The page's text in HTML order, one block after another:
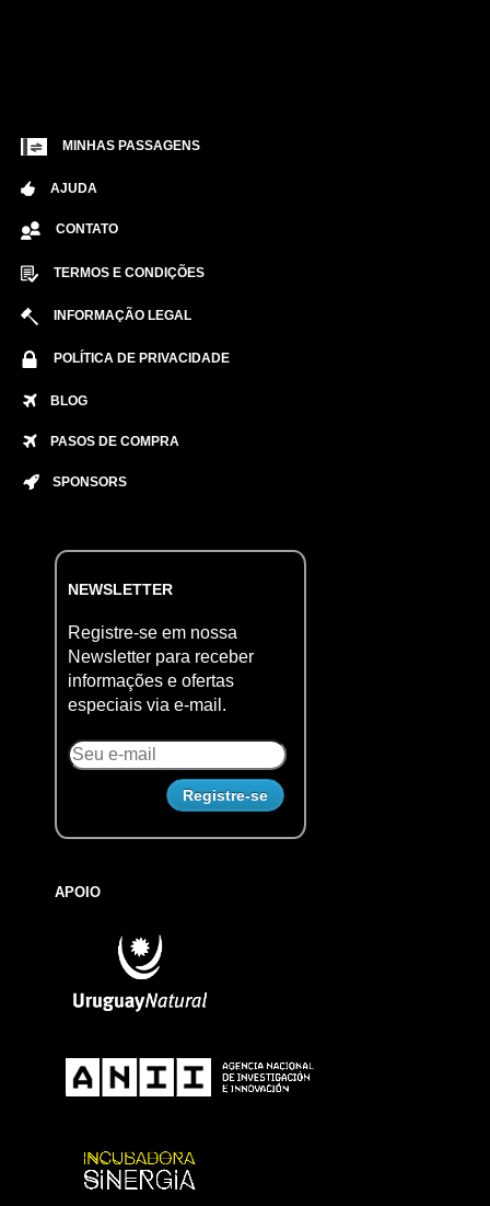
MINHAS PASSAGENS
AJUDA
CONTATO
TERMOS E CONDIÇÕES
INFORMAÇÃO LEGAL
POLÍTICA DE PRIVACIDADE
BLOG
PASOS DE COMPRA
SPONSORS
NEWSLETTER
Registre-se em nossa
Newsletter para receber
informações e ofertas
especiais via e-mail.
APOIO